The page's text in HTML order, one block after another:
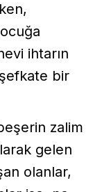
ihtarın
bir
zalim
gelen
olanlar,